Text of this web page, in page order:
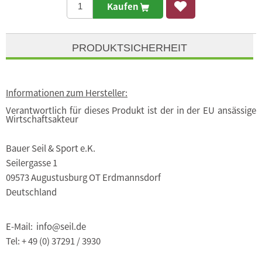
Kaufen
PRODUKTSICHERHEIT
Informationen zum Hersteller:
Verantwortlich für dieses Produkt ist der in der EU ansässige
Wirtschaftsakteur
Bauer Seil & Sport e.K.
Seilergasse 1
09573 Augustusburg OT Erdmannsdorf
Deutschland
E-Mail: info@seil.de
Tel: + 49 (0) 37291 / 3930